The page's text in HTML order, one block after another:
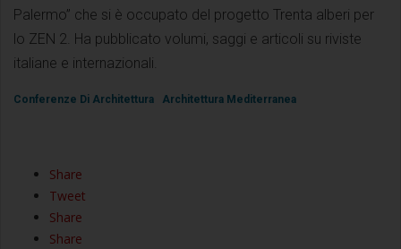
Palermo” che si è occupato del progetto Trenta alberi per
lo ZEN 2. Ha pubblicato volumi, saggi e articoli su riviste
italiane e internazionali.
Conferenze Di Architettura Architettura Mediterranea
Share
Tweet
Share
Share